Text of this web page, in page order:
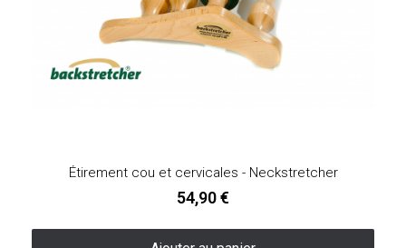
Étirement cou et cervicales - Neckstretcher
54,90 €